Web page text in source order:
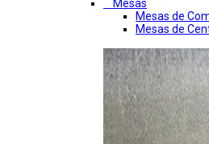
Mesas
Mesas de
Mesas de